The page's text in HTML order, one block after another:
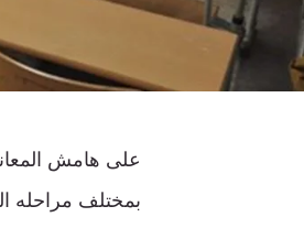
على هامش
بمختلف مراحله